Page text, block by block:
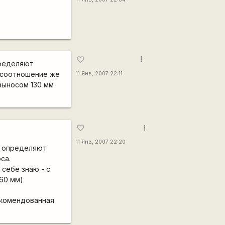
же
130 мм
favorite_border
11 Янв, 2007 22:11
more_vert
определяют
знаю - с
мм)
favorite_border
11 Янв, 2007 22:20
more_vert